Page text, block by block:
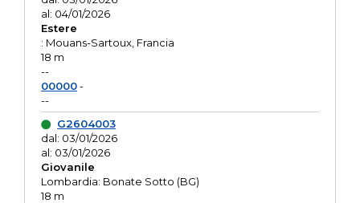
al: 04/01/2026
Estere
: Mouans-Sartoux, Francia
18 m
--
00000-
--
G2604003
dal: 03/01/2026
al: 03/01/2026
Giovanile
Lombardia: Bonate Sotto (BG)
18 m